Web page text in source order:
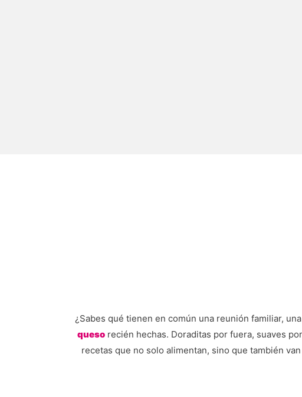
¿Sabes qué tienen en común una reunión familiar,
queso recién hechas. Doraditas por fuera, suaves
recetas que no solo alimentan, sino que también